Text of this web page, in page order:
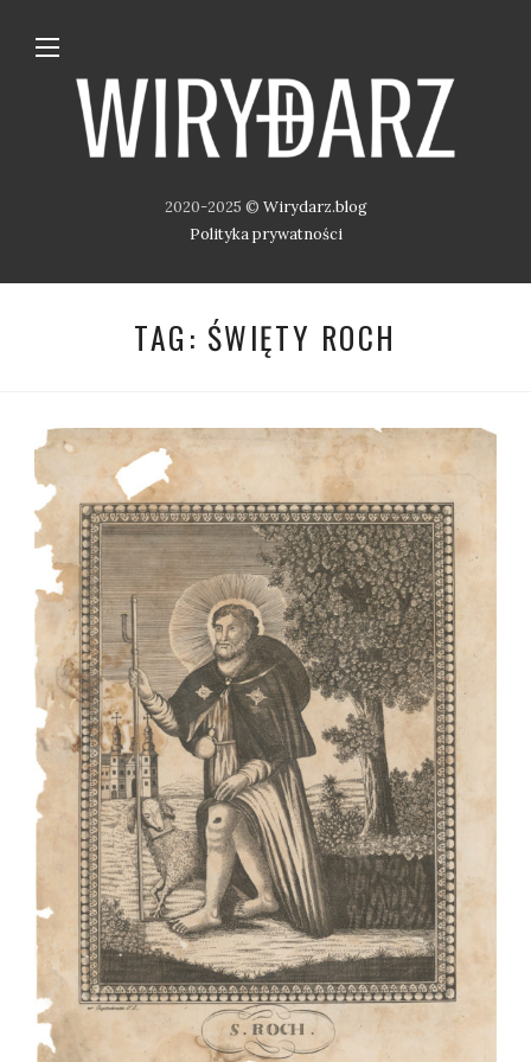
2020-2025 © Wirydarz.blog
Polityka prywatności
TAG: ŚWIĘTY ROCH